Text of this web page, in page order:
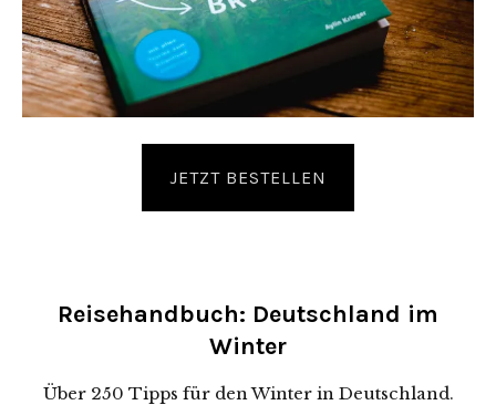
JETZT BESTELLEN
Reisehandbuch: Deutschland im
Winter
Über 250 Tipps für den Winter in Deutschland.